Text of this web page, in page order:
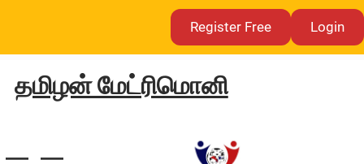
Register Free Login
தமிழன் மேட்ரிமொனி